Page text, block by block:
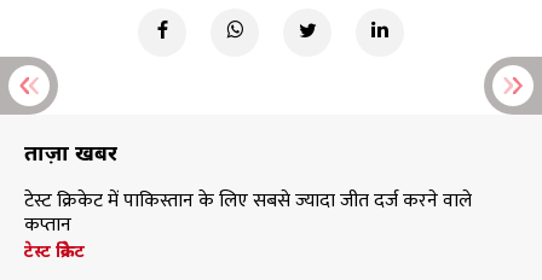
ताज़ा खबरें
टेस्ट क्रिकेट में पाकिस्तान के लिए सबसे ज्यादा जीत दर्ज करने वाले
कप्तान
टेस्ट क्रिकेट